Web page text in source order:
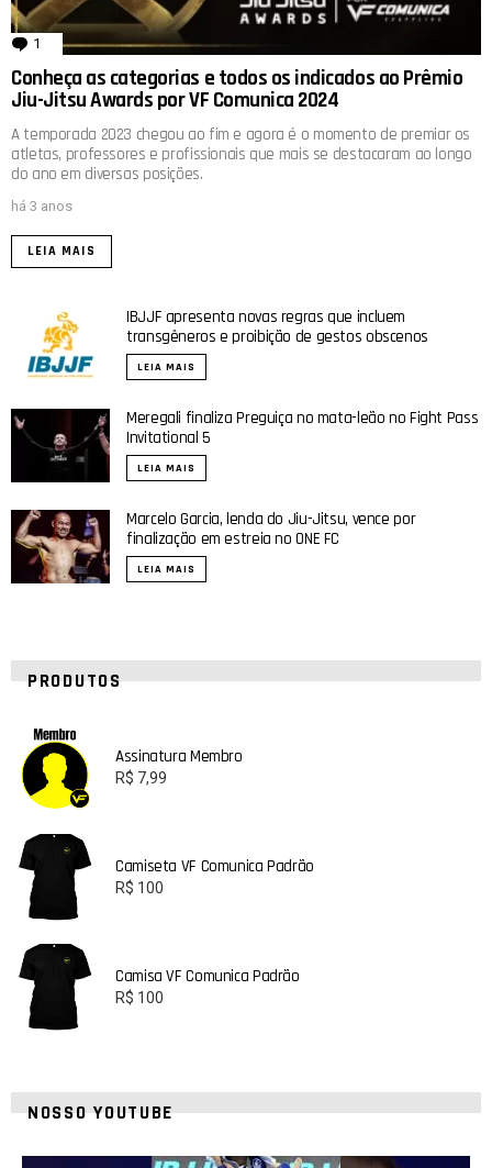
1 comentário
Conheça as categorias e todos os indicados ao Prêmio
Jiu-Jitsu Awards por VF Comunica 2024
A temporada 2023 chegou ao fim e agora é o momento de premiar os
atletas, professores e profissionais que mais se destacaram ao longo
do ano em diversas posições.
há 3 anos
LEIA MAIS
IBJJF apresenta novas regras que incluem
transgêneros e proibição de gestos obscenos
LEIA MAIS
Meregali finaliza Preguiça no mata-leão no Fight Pass
Invitational 5
LEIA MAIS
Marcelo Garcia, lenda do Jiu-Jitsu, vence por
finalização em estreia no ONE FC
LEIA MAIS
PRODUTOS
Assinatura Membro
R$ 7,99
Camiseta VF Comunica Padrão
R$ 100
Camisa VF Comunica Padrão
R$ 100
NOSSO YOUTUBE